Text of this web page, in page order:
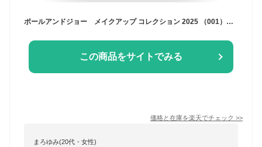
ポールアンドジョー メイクアップ コレクション 2025 （001） 11月1日より順次発送 クリスマスコフレ 2025 ギフト プレゼント クリスマス 彼女 家族
この商品をサイトでみる
価格と在庫を楽天でチェック >>
まろゆみ(20代・女性)